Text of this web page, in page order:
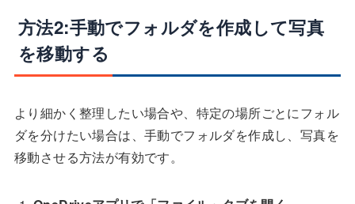
方法2:手動でフォルダを作成して写真
を移動する
より細かく整理したい場合や、特定の場所ごとにフォル
ダを分けたい場合は、手動でフォルダを作成し、写真を
移動させる方法が有効です。